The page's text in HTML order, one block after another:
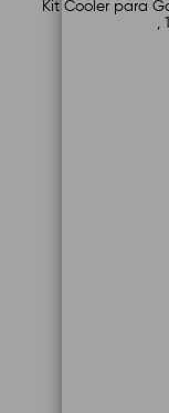
Kit Cooler para
,